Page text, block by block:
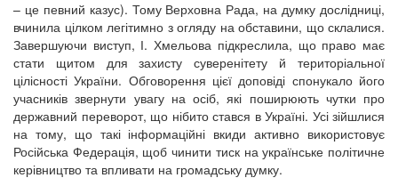
– це певний казус). Тому Верховна Рада, на думку дослідниці,
вчинила цілком легітимно з огляду на обставини, що склалися.
Завершуючи виступ, І. Хмельова підкреслила, що право має
стати щитом для захисту суверенітету й територіальної
цілісності України. Обговорення цієї доповіді спонукало його
учасників звернути увагу на осіб, які поширюють чутки про
державний переворот, що нібито стався в Україні. Усі зійшлися
на тому, що такі інформаційні вкиди активно використовує
Російська Федерація, щоб чинити тиск на українське політичне
керівництво та впливати на громадську думку.